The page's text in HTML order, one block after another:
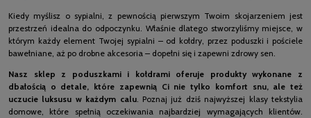
Kiedy myślisz o sypialni, z pewnością pierwszym Twoim skojarzeniem jest
przestrzeń idealna do odpoczynku. Właśnie dlatego stworzyliśmy miejsce, w
którym każdy element Twojej sypialni – od kołdry, przez poduszki i pościele
bawełniane, aż po drobne akcesoria – dopełni się i zapewni zdrowy sen.
Nasz sklep z poduszkami i kołdrami oferuje produkty wykonane z
dbałością o detale, które zapewnią Ci nie tylko komfort snu, ale też
uczucie luksusu w każdym calu. Poznaj już dziś najwyższej klasy tekstylia
domowe, które spełnią oczekiwania najbardziej wymagających klientów.